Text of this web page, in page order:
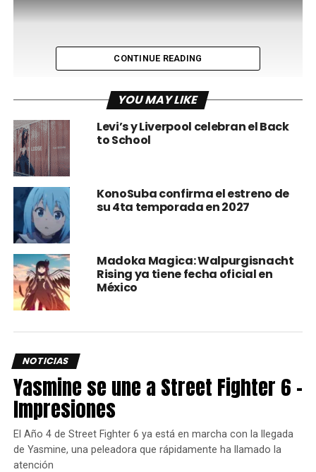
CONTINUE READING
YOU MAY LIKE
Levi’s y Liverpool celebran el Back
to School
KonoSuba confirma el estreno de
su 4ta temporada en 2027
Madoka Magica: Walpurgisnacht
Rising ya tiene fecha oficial en
México
NOTICIAS
Yasmine se une a Street Fighter 6 –
Impresiones
El Año 4 de Street Fighter 6 ya está en marcha con la llegada
de Yasmine, una peleadora que rápidamente ha llamado la
atención